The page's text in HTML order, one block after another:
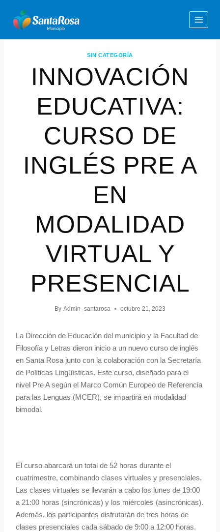
SIN CATEGORÍA
INNOVACIÓN
EDUCATIVA:
CURSO DE
INGLÉS PRE A
EN
MODALIDAD
VIRTUAL Y
PRESENCIAL
By Admin_santarosa octubre 21, 2023
La Dirección de Educación del municipio y la Facultad de
Filosofía y Letras dieron inicio a un nuevo curso de inglés
en Santa Rosa junto con la colaboración con la Secretaría
de Políticas Lingüísticas. Este curso, diseñado para el
nivel Pre A según el Marco Común Europeo de Referencia
para las Lenguas (MCER), se impartirá en modalidad
bimodal.
El curso abarcará un total de 52 horas durante el
cuatrimestre, combinando clases virtuales y presenciales.
Las clases virtuales se llevarán a cabo los lunes de 19:00
a 21:00 horas (sincrónicas) y los miércoles (asincrónicas).
Además, los participantes disfrutarán de tres horas de
clases presenciales cada sábado de 9:00 a 12:00 horas.